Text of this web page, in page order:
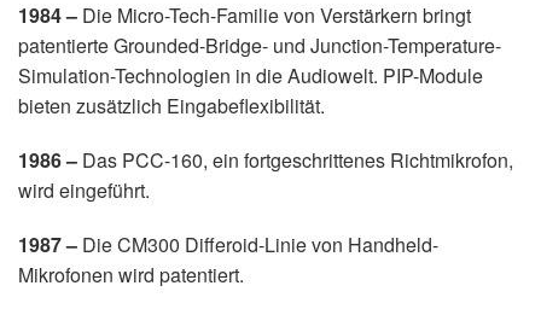
1984 – Die Micro-Tech-Familie von Verstärkern bringt
patentierte Grounded-Bridge- und Junction-Temperature-
Simulation-Technologien in die Audiowelt. PIP-Module
bieten zusätzlich Eingabeflexibilität.
1986 – Das PCC-160, ein fortgeschrittenes Richtmikrofon,
wird eingeführt.
1987 – Die CM300 Differoid-Linie von Handheld-
Mikrofonen wird patentiert.